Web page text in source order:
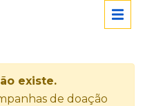
existe.
de doação